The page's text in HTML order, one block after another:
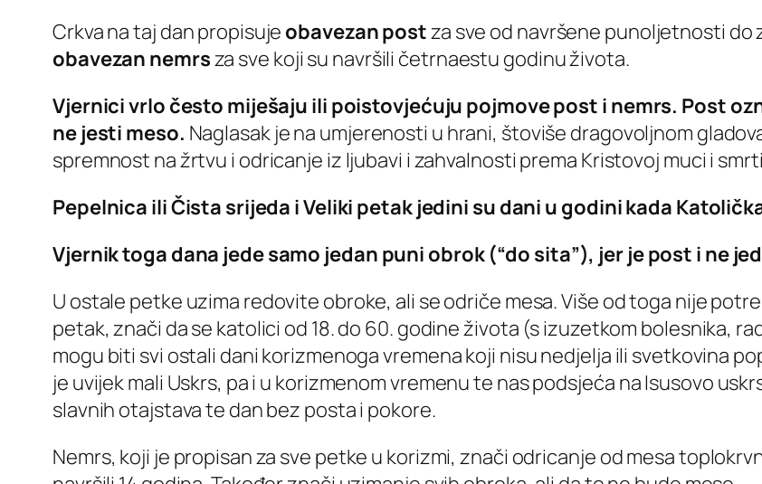
Crkva na taj dan propisuje obavezan postza sve od navršene punoljetnosti
obavezan nemrsza sve koji su navršili četrnaestu godinu života.
Vjernici vrlo često miješaju ili poistovjećuju pojmove post i nemrs. Post
ne jesti meso. Naglasak je na umjerenosti u hrani, štoviše dragovoljnom
spremnost na žrtvu i odricanje iz ljubavi i zahvalnosti prema Kristovoj muci i
Pepelnica ili Čista srijeda i Veliki petak jedini su dani u godini kada
Vjernik toga dana jede samo jedan puni obrok (“do sita”), jer je post i ne
U ostale petke uzima redovite obroke, ali se odriče mesa. Više od toga nije
petak, znači da se katolici od 18. do 60. godine života (s izuzetkom bolesnika,
mogu biti svi ostali dani korizmenoga vremena koji nisu nedjelja ili svetkovina
je uvijek mali Uskrs, pa i u korizmenom vremenu te nas podsjeća na Isusovo
slavnih otajstava te dan bez posta i pokore.
Nemrs, koji je propisan za sve petke u korizmi, znači odricanje od mesa